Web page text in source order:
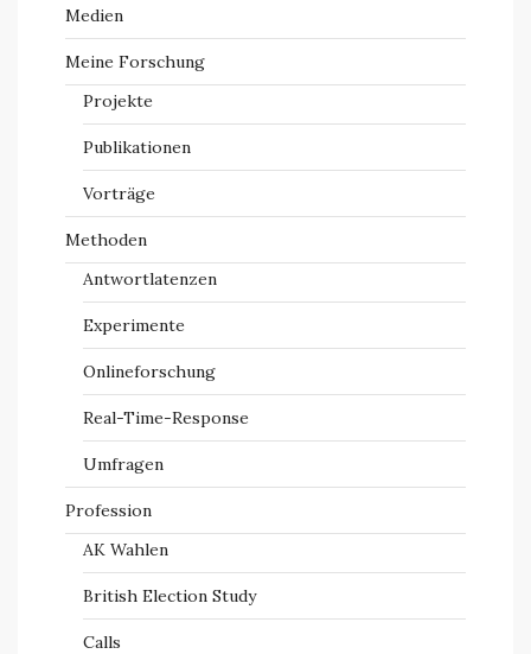
Medien
Meine Forschung
Projekte
Publikationen
Vorträge
Methoden
Antwortlatenzen
Experimente
Onlineforschung
Real-Time-Response
Umfragen
Profession
AK Wahlen
British Election Study
Calls